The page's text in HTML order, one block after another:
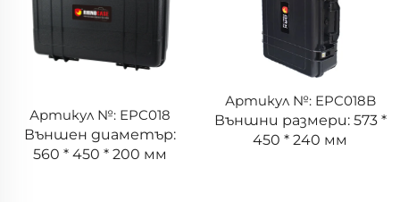
Артикул №: EPC018
Външен диаметър:
560 * 450 * 200 мм
Артикул №: EPC018B
Външни размери: 573 *
450 * 240 мм